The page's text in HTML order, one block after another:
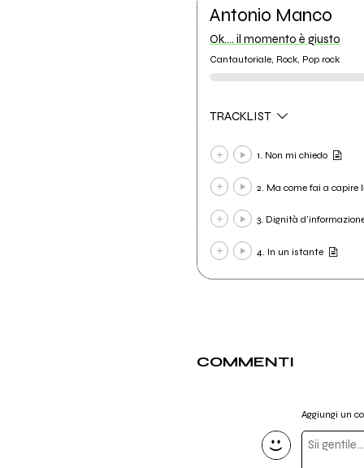
Antonio Manco
Ok.... il momento è giusto
Cantautoriale, Rock, Pop rock
TRACKLIST
1. Non mi chiedo
2. Ma come fai a capire
3. Dignità
4. In un istante
COMMENTI
Aggiungi un